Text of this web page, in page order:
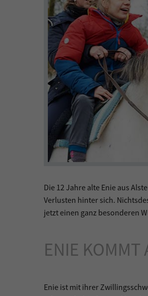
Die 12 Jahre alte Enie aus
Verlusten hinter sich.
jetzt einen ganz besonderen
ENIE KOMMT
Enie ist mit ihrer